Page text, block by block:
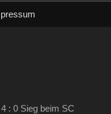
: 0 Sieg beim SC